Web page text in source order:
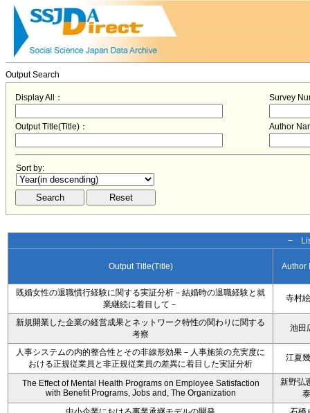
Output Search
Display All： Survey
Output Title(Title)： Author
Sort by:
−
Output Title(Title) Author
既婚女性の退職慣行経験に関する実証分析－結婚時の退職経験と就
業継続に着目して－
寺村
新規開業した企業の経営成果とネットワーク特性の関わりに関する
考察
池田
人事システムの内的整合性とその非線形効果－人事施策の充実度に
おける正規従業員と非正規従業員の差異に着目した実証分析
江夏
The Effect of Mental Health Programs on Employee Satisfaction
with Benefit Programs, Jobs and, The Organization
新野弘
泰